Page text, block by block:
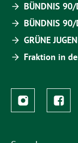
BÜNDNIS 90/
BÜNDNIS 90/
GRÜNE
Fraktion in